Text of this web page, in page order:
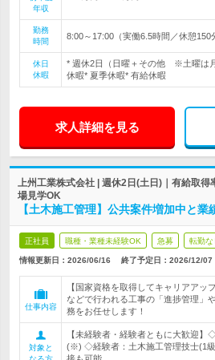
年収
勤務
時間
8:00～17:00（実働6.5時間／休憩
休日
休暇
* 週休2日（日曜＋その他 ※土曜は
休暇* 夏季休暇* 有給休暇
求人詳細を見る
上州工業株式会社 | 週休2日(土日)｜有給取
場見学OK
【土木施工管理】公共案件増加中と
正社員 職種・業種未経験OK 急募 転勤な
情報更新日：2026/06/16 終了予定日： 2026/12/07
仕事内容
【国家資格を取得してキャリアアッ
などで行われる工事の「進捗管理」
務をお任せします！
対象と
【未経験者・経験者ともに大歓迎
(※) ◇経験者：土木施工管理技士(1
接も可能